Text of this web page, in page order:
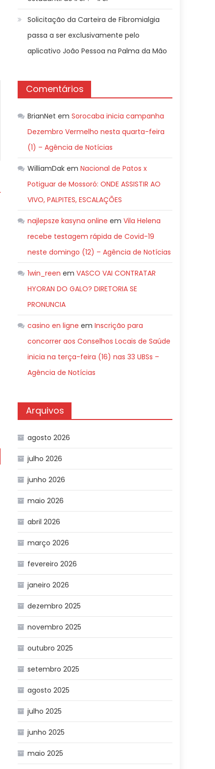
Solicitação da Carteira de Fibromialgia
passa a ser exclusivamente pelo
aplicativo João Pessoa na Palma da Mão
Comentários
BrianNet emSorocaba inicia campanha
Dezembro Vermelho nesta quarta-feira
(1) – Agência de Notícias
WilliamDak emNacional de Patos x
Potiguar de Mossoró: ONDE ASSISTIR AO
VIVO, PALPITES, ESCALAÇÕES
najlepsze kasyna online emVila Helena
recebe testagem rápida de Covid-19
neste domingo (12) – Agência de Notícias
1win_reen emVASCO VAI CONTRATAR
HYORAN DO GALO? DIRETORIA SE
PRONUNCIA
casino en ligne emInscrição para
concorrer aos Conselhos Locais de Saúde
inicia na terça-feira (16) nas 33 UBSs –
Agência de Notícias
Arquivos
agosto 2026
julho 2026
junho 2026
maio 2026
abril 2026
março 2026
fevereiro 2026
janeiro 2026
dezembro 2025
novembro 2025
outubro 2025
setembro 2025
agosto 2025
julho 2025
junho 2025
maio 2025